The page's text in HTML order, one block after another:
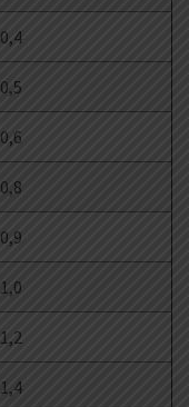
0,4
0,5
0,6
0,8
0,9
1,0
1,2
1,4